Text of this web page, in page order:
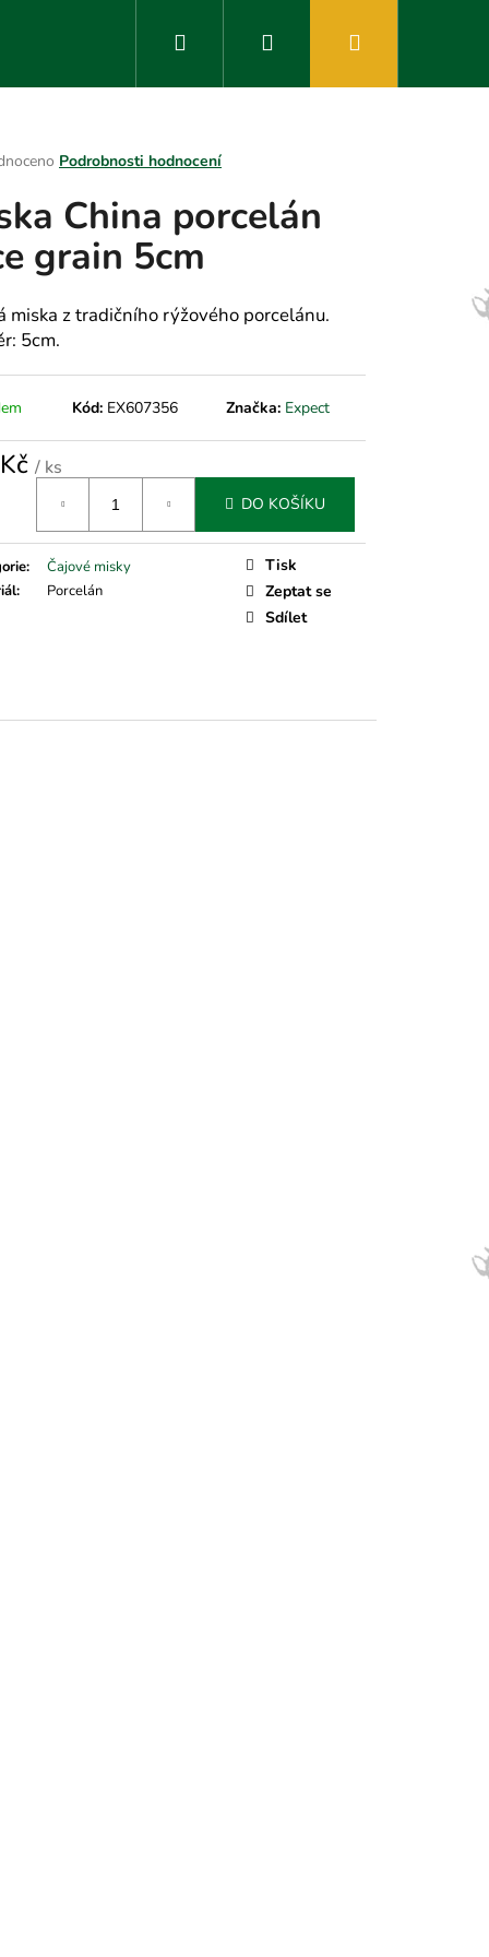
Hledat Přihlášení
Podrobnosti hodnocení
China porcelán
grain 5cm
miska z tradičního rýžového porcelánu.
5cm.
Kód: EX607356 Značka: Expect
/ ks
DO KOŠÍKU
:
Čajové misky
: Porcelán
Tisk
Zeptat se
Sdílet